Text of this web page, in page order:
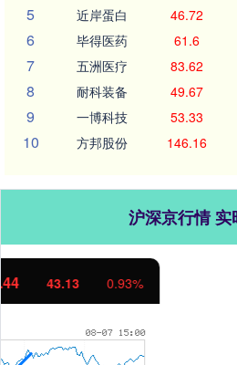
5 近岸蛋白 46.72
6 毕得医药 61.6
7 五洲医疗 83.62
8 耐科装备 49.67
9 一博科技 53.33
10 方邦股份 146.16
沪深京行情 实
北证50